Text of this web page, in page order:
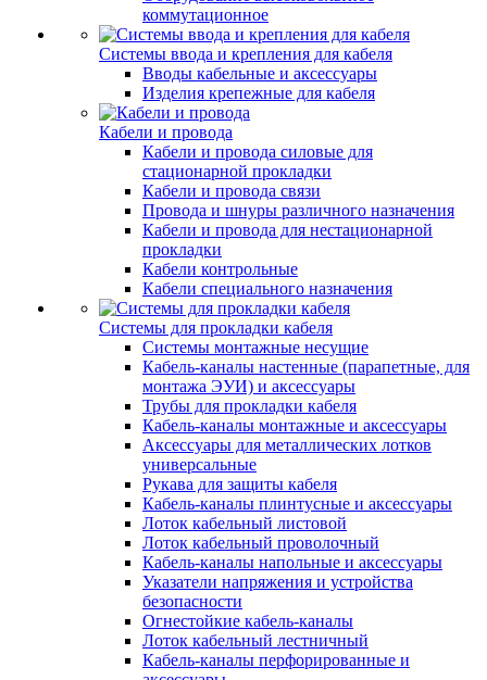
коммутационное
Системы ввода и крепления для кабеля
Вводы кабельные и аксессуары
Изделия крепежные для кабеля
Кабели и провода
Кабели и провода силовые для
стационарной прокладки
Кабели и провода связи
Провода и шнуры различного назначения
Кабели и провода для нестационарной
прокладки
Кабели контрольные
Кабели специального назначения
Системы для прокладки кабеля
Системы монтажные несущие
Кабель-каналы настенные (парапетные, для
монтажа ЭУИ) и аксессуары
Трубы для прокладки кабеля
Кабель-каналы монтажные и аксессуары
Аксессуары для металлических лотков
универсальные
Рукава для защиты кабеля
Кабель-каналы плинтусные и аксессуары
Лоток кабельный листовой
Лоток кабельный проволочный
Кабель-каналы напольные и аксессуары
Указатели напряжения и устройства
безопасности
Огнестойкие кабель-каналы
Лоток кабельный лестничный
Кабель-каналы перфорированные и